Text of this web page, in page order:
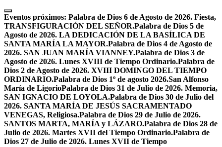
Skip
to
content
Eventos próximos: Palabra de Dios 6 de Agosto de 2026. Fiesta,
TRANSFIGURACIÓN DEL SEÑOR.Palabra de Dios 5 de
Agosto de 2026. LA DEDICACIÓN DE LA BASÍLICA DE
SANTA MARÍA LA MAYOR.Palabra de Dios 4 de Agosto de
2026. SAN JUAN MARÍA VIANNEY.Palabra de Dios 3 de
Agosto de 2026. Lunes XVIII de Tiempo Ordinario.Palabra de
Dios 2 de Agosto de 2026. XVIII DOMINGO DEL TIEMPO
ORDINARIO.Palabra de Dios 1º de agosto 2026.San Alfonso
María de LigorioPalabra de Dios 31 de Julio de 2026. Memoria,
SAN IGNACIO DE LOYOLA.Palabra de Dios 30 de Julio del
2026. SANTA MARÍA DE JESÚS SACRAMENTADO
VENEGAS, Religiosa.Palabra de Dios 29 de Julio de 2026.
SANTOS MARTA, MARÍA y LÁZARO.Palabra de Dios 28 de
Julio de 2026. Martes XVII del Tiempo Ordinario.Palabra de
Dios 27 de Julio de 2026. Lunes XVII de Tiempo